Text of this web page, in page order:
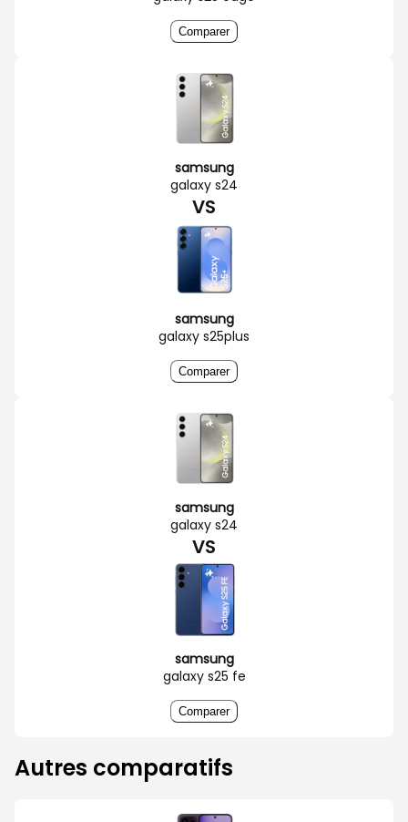
Comparer
samsung
galaxy s24
VS
samsung
galaxy s25plus
Comparer
samsung
galaxy s24
VS
samsung
galaxy s25 fe
Comparer
Autres comparatifs